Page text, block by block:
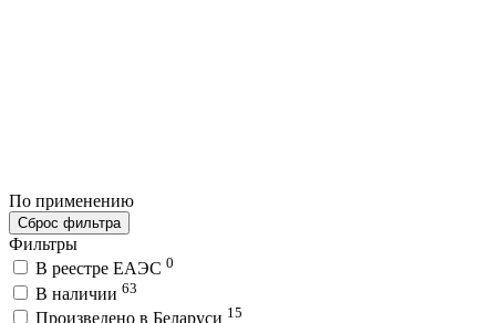
По применению
Сброс фильтра
Фильтры
В реестре ЕАЭС 0
В наличии 63
Произведено в Беларуси 15